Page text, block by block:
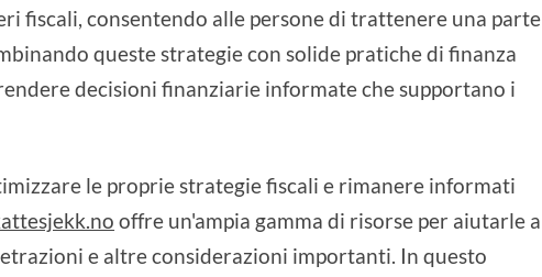
fiscali, consentendo alle persone di trattenere una parte
queste strategie con solide pratiche di finanza
decisioni finanziarie informate che supportano i
le proprie strategie fiscali e rimanere informati
offre un'ampia gamma di risorse per aiutarle a
e altre considerazioni importanti. In questo